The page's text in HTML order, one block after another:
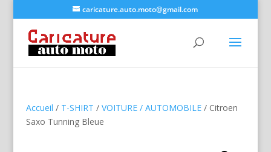
caricature.auto.moto@gmail.com
Accueil / T-SHIRT / VOITURE / AUTOMOBILE/ Citroen
Saxo Tunning Bleue